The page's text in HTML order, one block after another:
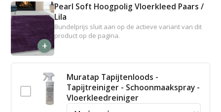
+
Pearl Soft Hoogpolig Vloerkleed Paars /
Lila
Bundelprijs sluit aan op de actieve variant van dit
product op de pagina.
Muratap Tapijtenloods -
Tapijtreiniger - Schoonmaakspray -
Vloerkleedreiniger